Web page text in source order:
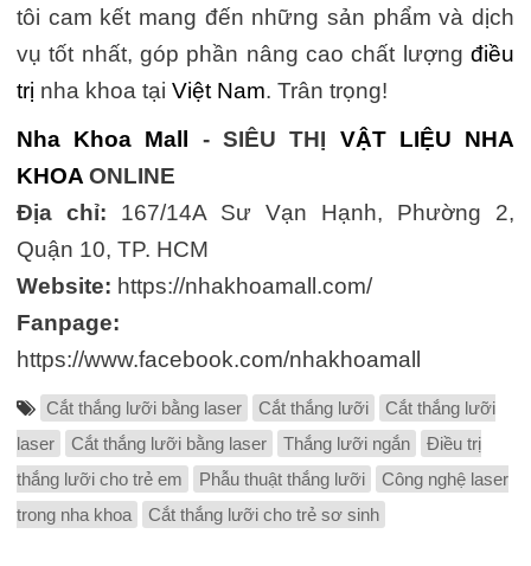
tôi cam kết mang đến những sản phẩm và dịch
vụ tốt nhất, góp phần nâng cao chất lượngđiều
trị nha khoa tại Việt Nam. Trân trọng!
Nha Khoa Mall
- SIÊU THỊ VẬT LIỆU NHA
KHOAONLINE
Địa chỉ: 167/14A Sư Vạn Hạnh, Phường 2,
Quận 10, TP. HCM
Website: https://nhakhoamall.com/
Fanpage:
https://www.facebook.com/nhakhoamall
Cắt thắng lưỡi bằng laser Cắt thắng lưỡi
Cắt thắng lưỡi
laser
Cắt thắng lưỡi bằng laser Thắng lưỡi ngắn
Điều trị
thắng lưỡi cho trẻ em
Phẫu thuật thắng lưỡi
Công nghệ laser
trong nha khoa
Cắt thắng lưỡi cho trẻ sơ sinh